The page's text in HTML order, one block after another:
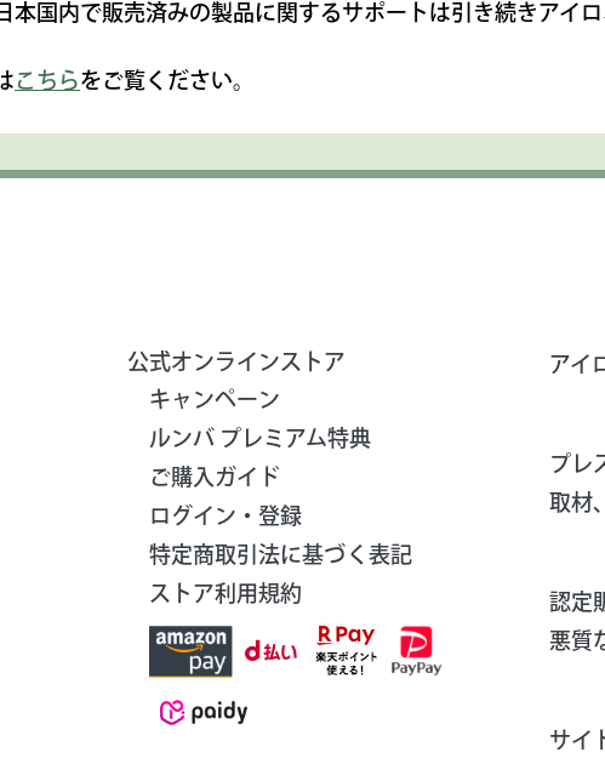
本国内で販売済みの製品に関するサポートは引き続きアイ
こちらをご覧ください。
公式オンラインストア
キャンペーン
ルンバ プレミアム特典
ご購入ガイド
ログイン・登録
特定商取引法に基づく表記
ストア利用規約
アイ
プレ
取材
認定
悪質
サイ